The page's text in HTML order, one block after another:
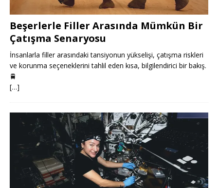
Beşerlerle Filler Arasında Mümkün Bir
Çatışma Senaryosu
İnsanlarla filler arasındaki tansiyonun yükselişi, çatışma riskleri
ve korunma seçeneklerini tahlil eden kısa, bilgilendirici bir bakış.
🚆
[…]